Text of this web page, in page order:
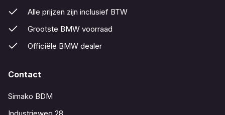
Alle prijzen zijn inclusief BTW
Grootste BMW voorraad
Officiële BMW dealer
Contact
Simako BDM
Industrieweg 28